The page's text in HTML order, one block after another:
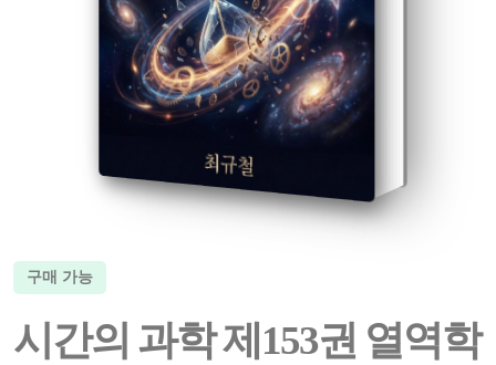
구매 가능
시간의 과학 제153권 열역학